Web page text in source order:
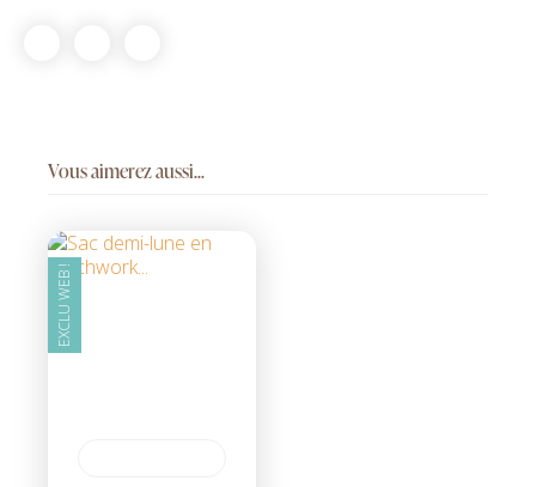
Vous aimerez aussi...
EXCLU WEB !